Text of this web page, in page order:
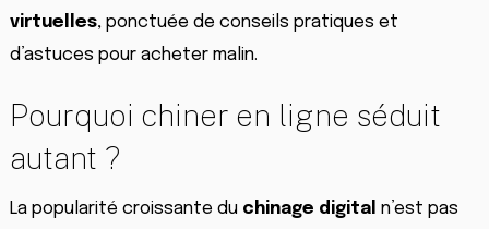
virtuelles, ponctuée de conseils pratiques et
d’astuces pour acheter malin.
Pourquoi chiner en ligne séduit
autant ?
La popularité croissante du chinage digital n’est pas